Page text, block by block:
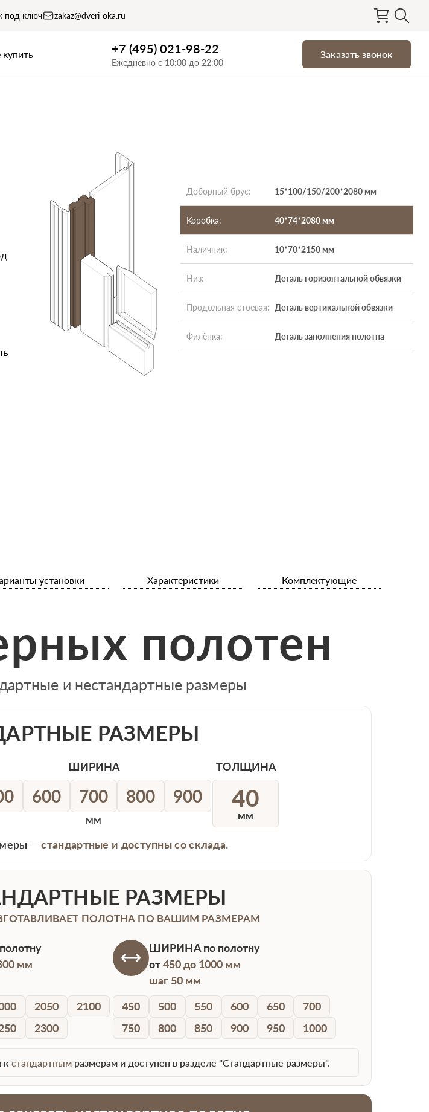
под ключ zakaz@dveri-oka.ru
купить +7 (495) 021-98-22
Ежедневно с 10:00 до 22:00
Заказать звонок
Доборный брус: 15*100/150/200*2080 мм
Коробка: 40*74*2080 мм
Наличник: 10*70*2150 мм
Низ: Деталь горизонтальной обвязки
Продольная стоевая: Деталь вертикальной обвязки
Филёнка: Деталь заполнения полотна
установки Характеристики Комплектующие
полотен
и нестандартные размеры
РАЗМЕРЫ
ШИРИНА
600 700 800 900
мм
ТОЛЩИНА
40
мм
—стандартные и доступны со склада.
РАЗМЕРЫ
ПОЛОТНА ПО ВАШИМ РАЗМЕРАМ
мм
2050
2100
2300
ШИРИНАпо полотну
от450 до 1000 мм
шаг 50 мм
450
500 550 600 650
700
750
800 850 900 950 1000
кстандартным размерам и доступен в разделе "Стандартные размеры".